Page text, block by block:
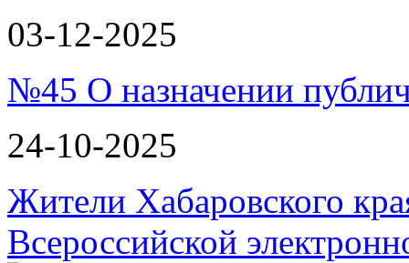
03-12-2025
№45 О назначении
24-10-2025
Жители Хабаровского
Всероссийской